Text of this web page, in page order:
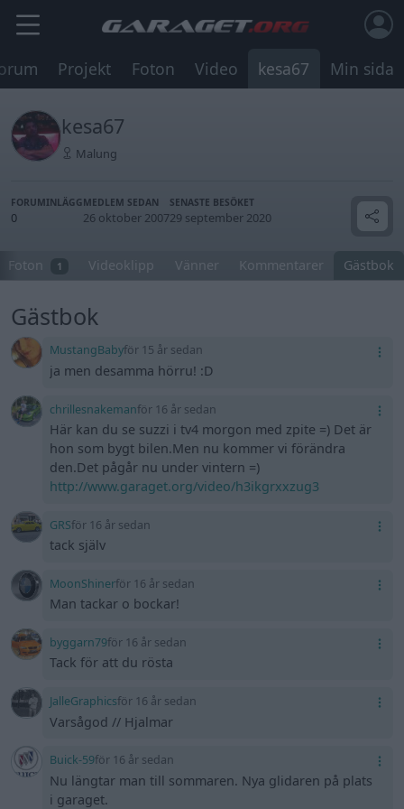
Projekt Foton Video kesa67 Min sida
kesa67
Malung
FORUMINLÄGG
0
MEDLEM SEDAN
26 oktober 2007
SENASTE BESÖKET
29 september 2020
Foton 1 Videoklipp Vänner Kommentarer Gästbok
Gästbok
MustangBabyför 15 år sedan
ja men desamma hörru! :D
chrillesnakemanför 16 år sedan
Här kan du se suzzi i tv4 morgon med zpite =) Det är
hon som bygt bilen.Men nu kommer vi förändra
den.Det pågår nu under vintern =)
http://www.garaget.org/video/h3ikgrxxzug3
GRSför 16 år sedan
tack själv
MoonShinerför 16 år sedan
Man tackar o bockar!
byggarn79för 16 år sedan
Tack för att du rösta
JalleGraphicsför 16 år sedan
Varsågod // Hjalmar
Buick-59för 16 år sedan
Nu längtar man till sommaren. Nya glidaren på plats
i garaget.